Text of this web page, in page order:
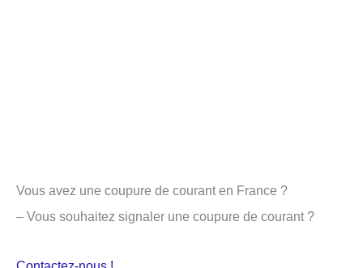
Vous avez une coupure de courant en France ?
– Vous souhaitez signaler une coupure de courant ?